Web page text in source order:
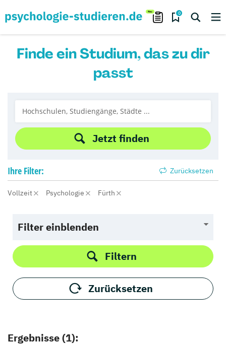
0
Finde ein Studium, das zu dir
passt
Jetzt finden
Ihre Filter: Zurücksetzen
Vollzeit Psychologie Fürth
Filter einblenden
Filtern
Zurücksetzen
Ergebnisse (1):